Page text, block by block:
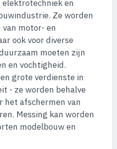
en
Ze worden
motor- en
ook voor diverse
moeten zijn
en vochtigheid.
grote verdienste in
- ze worden behalve
het afschermen van
Messing kan worden
modelbouw en